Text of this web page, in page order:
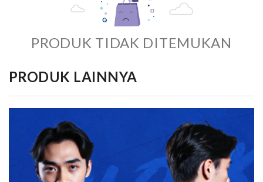
PRODUK TIDAK DITEMUKAN
PRODUK LAINNYA